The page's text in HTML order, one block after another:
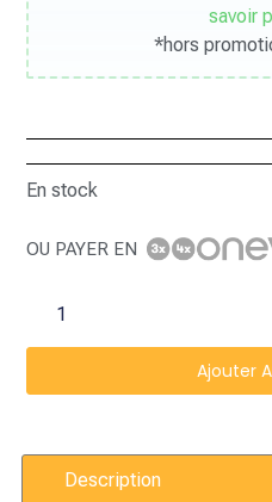
savoir
*hors
En stock
OU PAYER EN
Ajouter
Description